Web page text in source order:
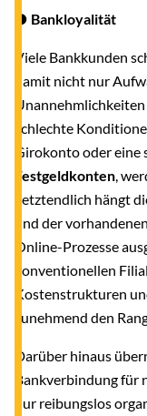
● Bankloyalität
Viele Bankkunden
damit nicht nur
schlechte
Girokonto oder eine
Festgeldkonten,
Letztendlich hängt
und der
Online-Prozesse
konventionellen
Kostenstrukturen
zunehmend den
Darüber hinaus
Bankverbindung für
nur reibungslos